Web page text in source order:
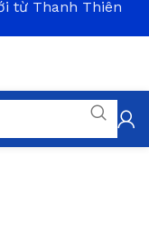
từ Thanh Thiên